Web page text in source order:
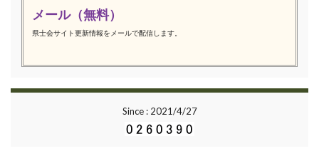
メール（無料）
県士会サイト更新情報をメールで配信します。
Since : 2021/4/27